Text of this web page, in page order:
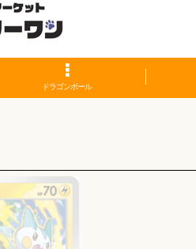
ドラゴンボール